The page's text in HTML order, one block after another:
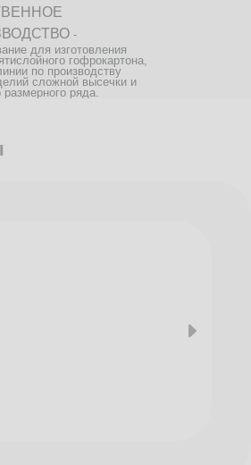
-
для изготовления
гофрокартона,
по производству
сложной высечки и
размерного ряда.